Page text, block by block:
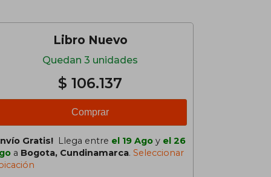
Libro Nuevo
Quedan 3 unidades
$ 106.137
Comprar
Gratis! Llega entre el 19 Ago y el 26
a Bogota, Cundinamarca. Seleccionar